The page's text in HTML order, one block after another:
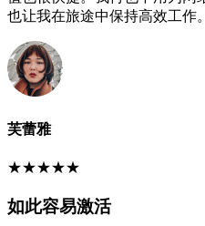
也让我在旅途中保持高效工作。
芙蕾雅
★★★★★
如此容易激活